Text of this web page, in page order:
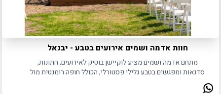
חוות אדמה ושמים אירועים בטבע - יבנאל
מתחם אדמה ושמים מציע לוקיישן בוטיק לאירועים, חתונות,
סדנאות ומפגשים בטבע גלילי פסטורלי, הכולל חופה רומנטית מול